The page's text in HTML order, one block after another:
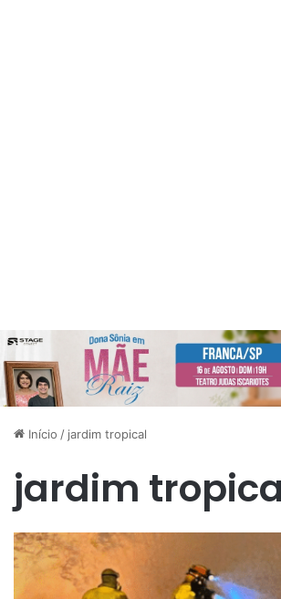
Início / jardim tropical
jardim